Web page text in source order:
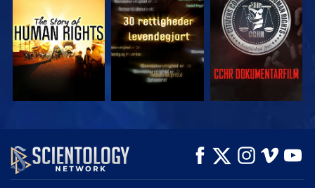
SE SE SE
SE UDFORSK SERIEN